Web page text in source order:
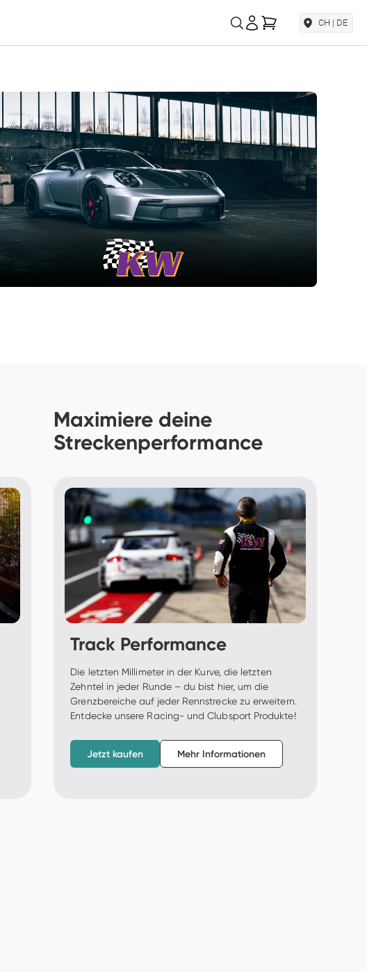
Ascher Racing
Simracing Lenkräder
TrackTime
Full-Motion Racing
Simulator
LSD Doors
Lambo Style Doors
Mein Warenkorb
CH | DE
Maximiere deine
Streckenperformance
Track Performance
Die letzten Millimeter in der Kurve, die letzten
Zehntel in jeder Runde – du bist hier, um die
Grenzbereiche auf jeder Rennstrecke zu erweitern.
Entdecke unsere Racing- und Clubsport Produkte!
Jetzt kaufen Mehr Informationen